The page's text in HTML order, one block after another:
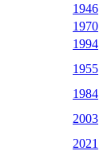
1946
1970
1994
1955
1984
2003
2021